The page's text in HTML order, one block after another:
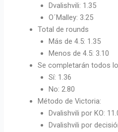
Dvalishvili: 1.35
O´Malley: 3.25
Total de rounds
Más de 4.5: 1.35
Menos de 4.5: 3.10
Se completarán todos
Sí: 1.36
No: 2.80
Método de Victoria:
Dvalishvili por KO:
Dvalishvili por